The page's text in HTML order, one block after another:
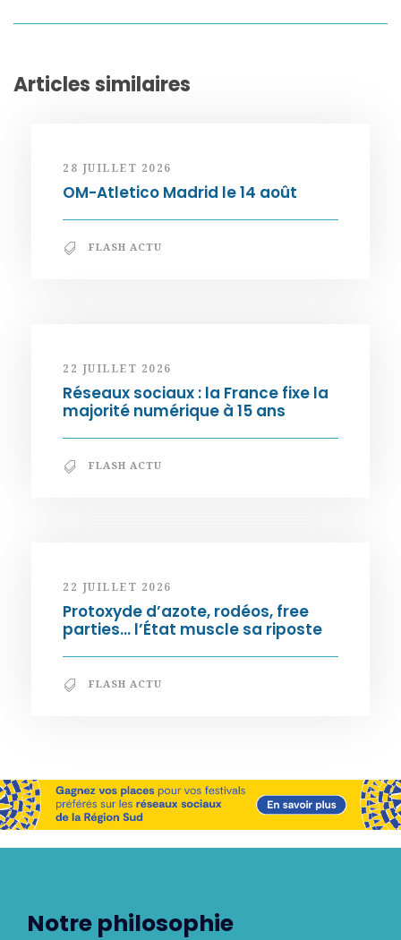
Articles similaires
28 JUILLET 2026
OM-Atletico Madrid le 14 août
FLASH ACTU
22 JUILLET 2026
Réseaux sociaux : la France fixe la
majorité numérique à 15 ans
FLASH ACTU
22 JUILLET 2026
Protoxyde d’azote, rodéos, free
parties… l’État muscle sa riposte
FLASH ACTU
Notre philosophie